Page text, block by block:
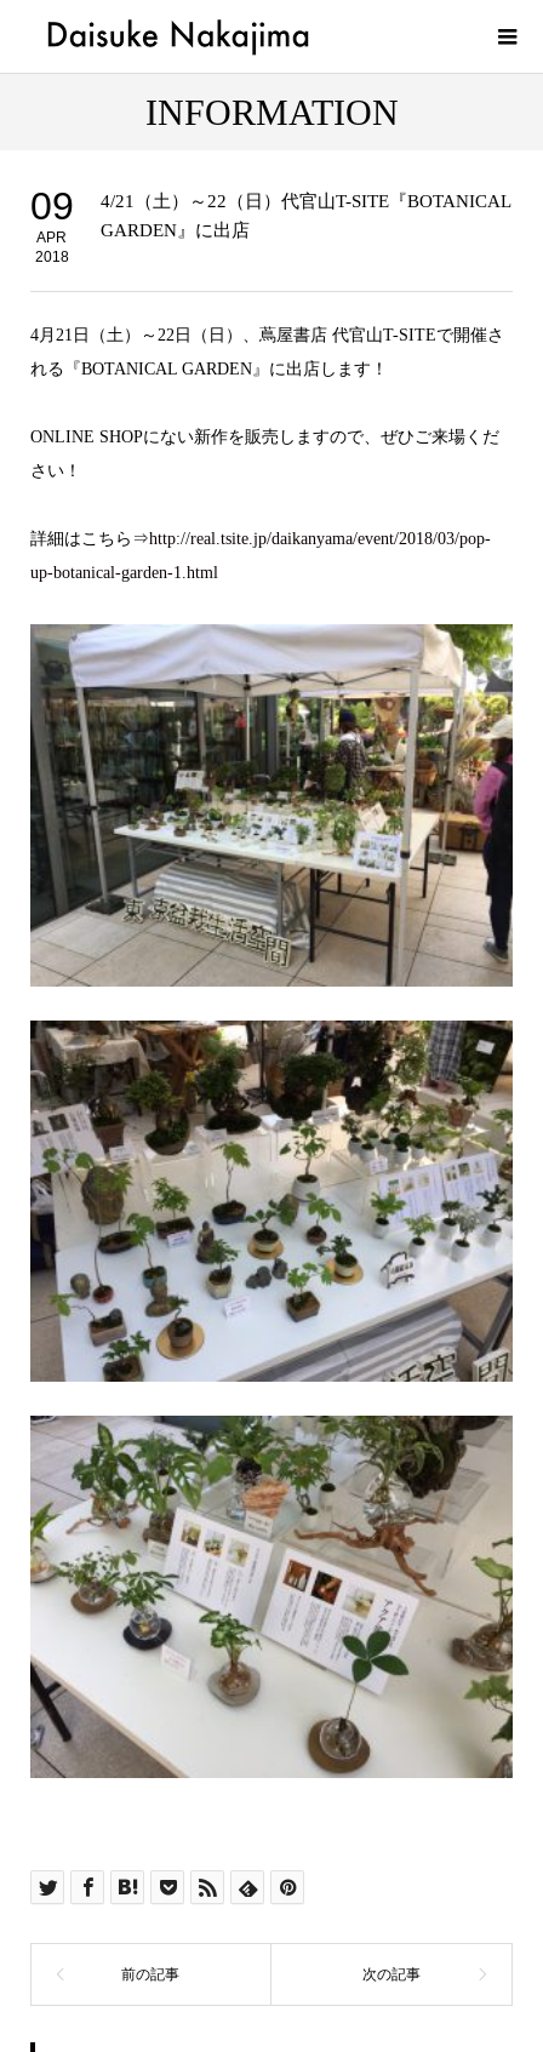
INFORMATION
09
APR
2018
4/21（土）～22（日）代官山T-SITE『BOTANICAL
GARDEN』に出店
4月21日（土）～22日（日）、蔦屋書店 代官山T-SITEで開催さ
れる『BOTANICAL GARDEN』に出店します！
ONLINE SHOPにない新作を販売しますので、ぜひご来場くだ
さい！
詳細はこちら⇒http://real.tsite.jp/daikanyama/event/2018/03/pop-
up-botanical-garden-1.html